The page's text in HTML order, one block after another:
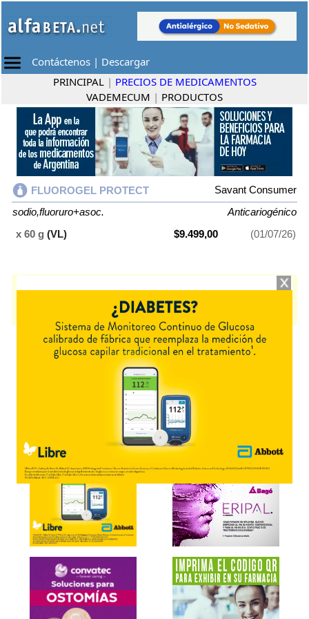
Contáctenos | Descargar
PRINCIPAL | PRECIOS DE MEDICAMENTOS
VADEMECUM | PRODUCTOS
FLUOROGEL PROTECT
Savant Consumer
sodio,fluoruro+asoc.
Anticariogénico
x 60 g (VL) $9.499,00 (01/07/26)
y se indica como
. Es producido porSavant Consumer
Explorar más
Otros productos consodio,fluoruro+asoc.
Otros productos deSavant Consumer